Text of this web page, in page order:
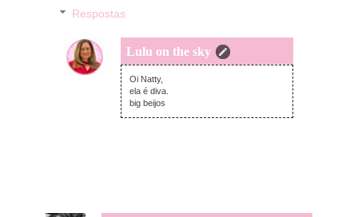
Respostas
Lulu on the sky
sexta-feira, dezembro 12, 2014
Oi Natty,
ela é diva.
big beijos